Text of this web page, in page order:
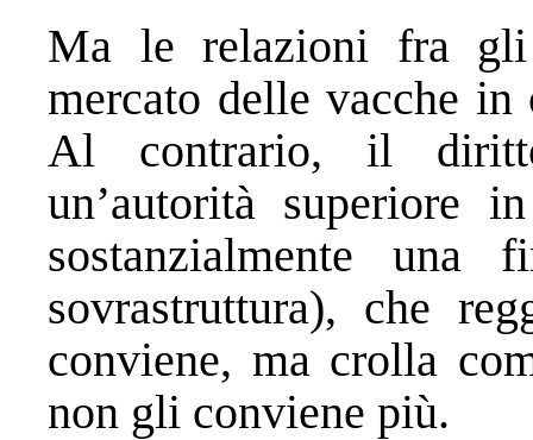
Ma le relazioni fra
mercato delle vacche
Al contrario, il diritto
un’autorità
sostanzialmente una
sovrastruttura), che
conviene, ma crolla
non gli conviene più.